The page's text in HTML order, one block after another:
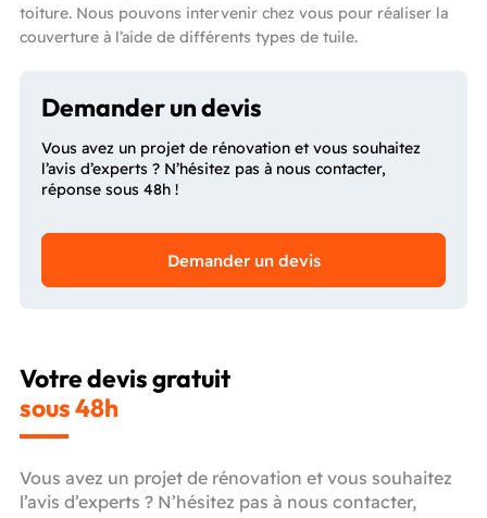
toiture. Nous pouvons intervenir chez vous pour réaliser la
couverture à l’aide de différents types de tuile.
Demander un devis
Vous avez un projet de rénovation et vous souhaitez
l’avis d’experts ? N’hésitez pas à nous contacter,
réponse sous 48h !
Demander un devis
Votre devis gratuit
sous 48h
Vous avez un projet de rénovation et vous souhaitez
l’avis d’experts ? N’hésitez pas à nous contacter,